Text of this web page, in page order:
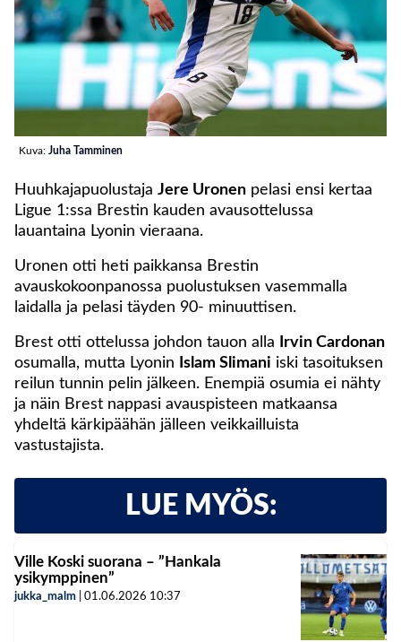
Kuva: Juha Tamminen
Huuhkajapuolustaja Jere Uronen pelasi ensi kertaa
Ligue 1:ssa Brestin kauden avausottelussa
lauantaina Lyonin vieraana.
Uronen otti heti paikkansa Brestin
avauskokoonpanossa puolustuksen vasemmalla
laidalla ja pelasi täyden 90- minuuttisen.
Brest otti ottelussa johdon tauon alla
Irvin Cardonan
osumalla, mutta Lyonin
Islam Slimani iski tasoituksen
reilun tunnin pelin jälkeen. Enempiä osumia ei nähty
ja näin Brest nappasi avauspisteen matkaansa
yhdeltä kärkipäähän jälleen veikkailluista
vastustajista.
LUE MYÖS:
Ville Koski suorana – ”Hankala
ysikymppinen”
jukka_malm 01.06.2026 10:37